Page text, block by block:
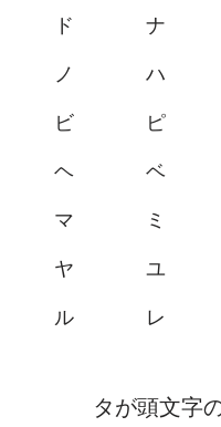
ド
ナ
ノ
ハ
ビ
ピ
ヘ
ベ
マ
ミ
ヤ
ユ
ル
レ
タが頭文字